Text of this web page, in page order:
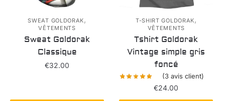
sur
la
page
du
produit
page
du
produit
SWEAT GOLDORAK,
VÊTEMENTS
Sweat Goldorak
Classique
€32.00
T-SHIRT GOLDORAK,
VÊTEMENTS
Tshirt Goldorak
Vintage simple gris
foncé
(3avis client)
€24.00